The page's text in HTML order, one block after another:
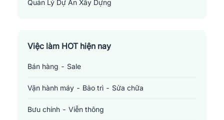
Quản Lý Dự Án Xây Dựng
Việc làm HOT hiện nay
Bán hàng - Sale
Vận hành máy - Bảo trì - Sửa chữa
Bưu chính - Viễn thông